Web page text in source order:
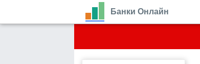
Банки Онлайн